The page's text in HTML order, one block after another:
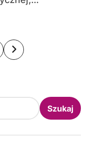
Szukaj